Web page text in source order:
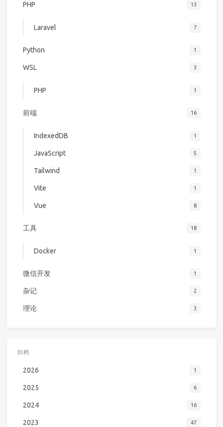
PHP 13
Laravel 7
Python 1
WSL 3
PHP 1
前端 16
IndexedDB 1
JavaScript 5
Tailwind 1
Vite 1
Vue 8
工具 18
Docker 1
微信开发 1
杂记 2
理论 3
归档
2026 1
2025 6
2024 16
2023 47